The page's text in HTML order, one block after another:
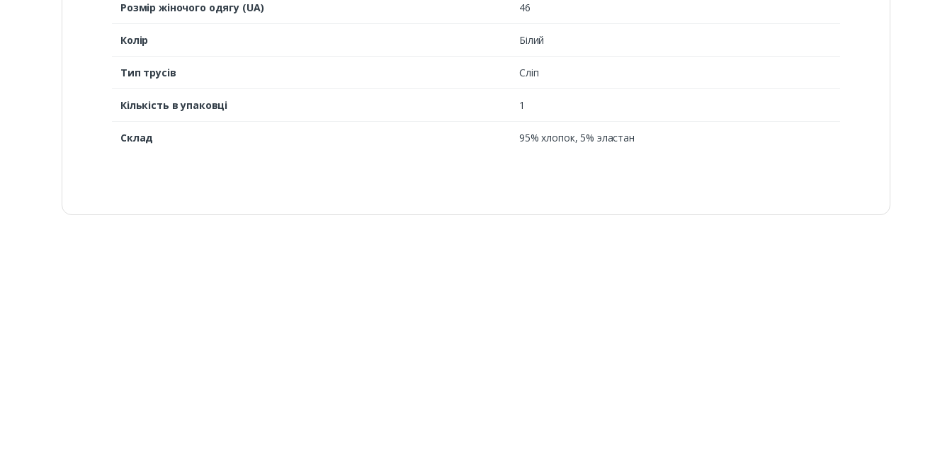
Розмір жіночого одягу (UA) 46
Колір Білий
Тип трусів Сліп
Кількість в упаковці 1
Склад 95% хлопок, 5% эластан